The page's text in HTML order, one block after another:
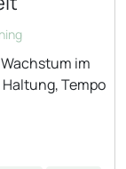
im
Tempo